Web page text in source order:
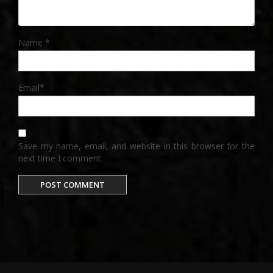
Name *
Email*
Save my name, email, and website in this browser for the
next time I comment.